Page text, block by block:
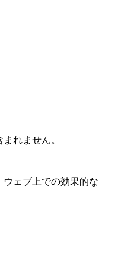
れません。
ェブ上での効果的な